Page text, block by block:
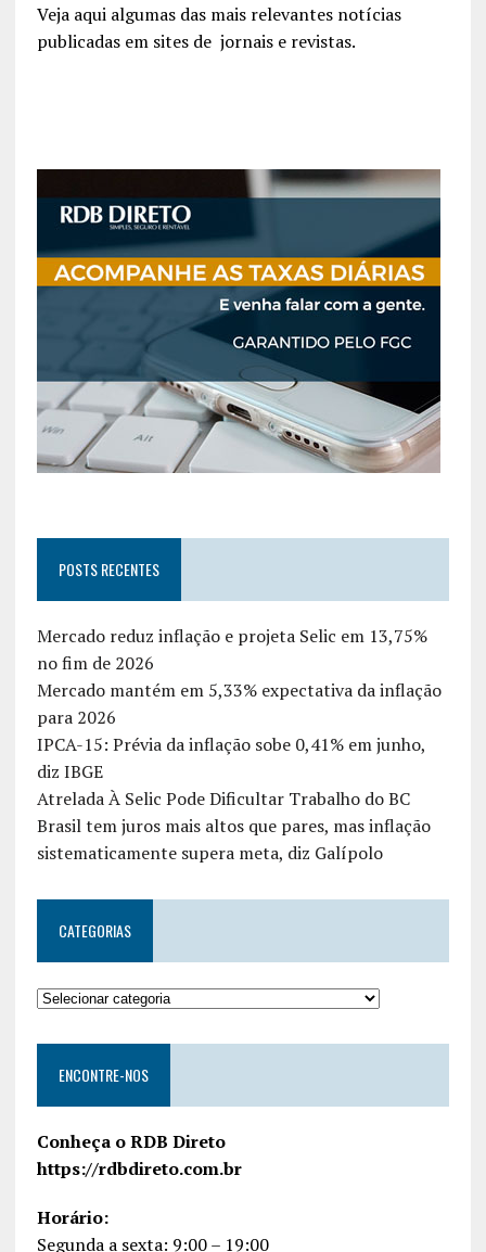
Veja aqui algumas das mais relevantes notícias
publicadas em sites de jornais e revistas.
POSTS RECENTES
Mercado reduz inflação e projeta Selic em 13,75%
no fim de 2026
Mercado mantém em 5,33% expectativa da inflação
para 2026
IPCA-15: Prévia da inflação sobe 0,41% em junho,
diz IBGE
Atrelada À Selic Pode Dificultar Trabalho do BC
Brasil tem juros mais altos que pares, mas inflação
sistematicamente supera meta, diz Galípolo
CATEGORIAS
ENCONTRE-NOS
Conheça o RDB Direto
https://rdbdireto.com.br
Horário:
Segunda a sexta: 9:00 – 19:00